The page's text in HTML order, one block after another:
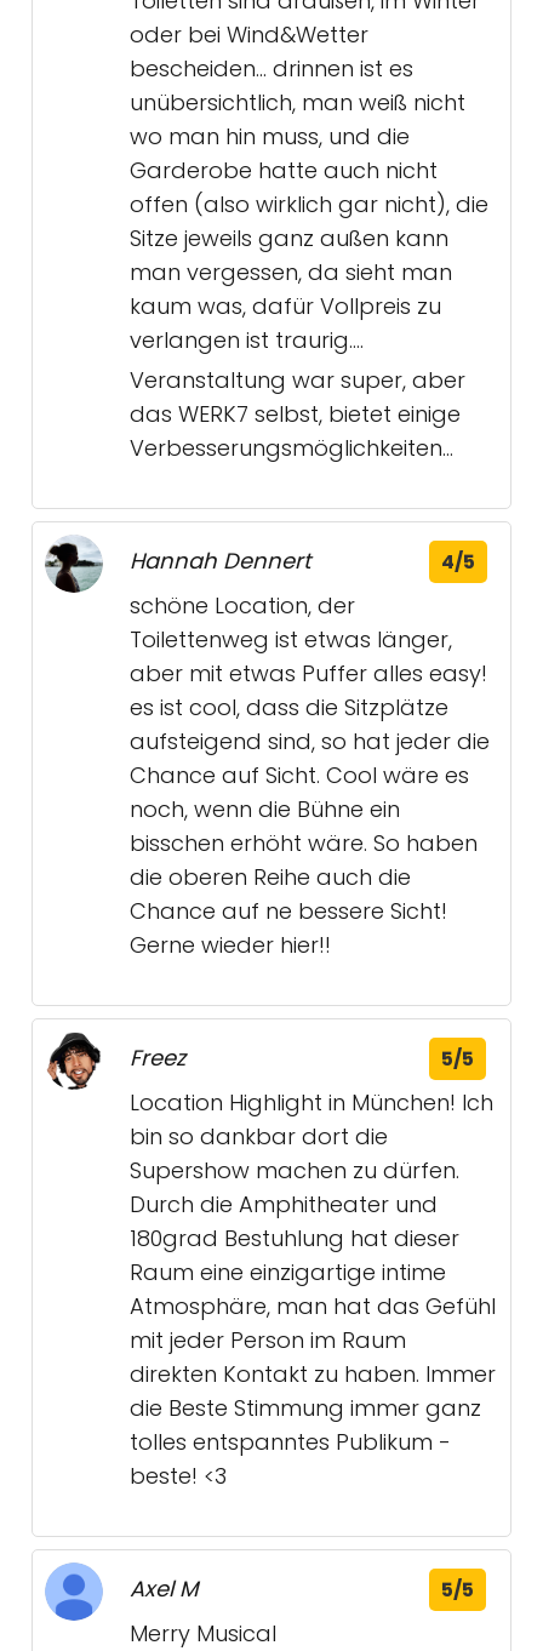
oder bei Wind&Wetter
bescheiden… drinnen ist es
unübersichtlich, man weiß nicht
wo man hin muss, und die
Garderobe hatte auch nicht
offen (also wirklich gar nicht), die
Sitze jeweils ganz außen kann
man vergessen, da sieht man
kaum was, dafür Vollpreis zu
verlangen ist traurig….
Veranstaltung war super, aber
das WERK7 selbst, bietet einige
Verbesserungsmöglichkeiten…
Hannah Dennert 4/5
schöne Location, der
Toilettenweg ist etwas länger,
aber mit etwas Puffer alles easy!
es ist cool, dass die Sitzplätze
aufsteigend sind, so hat jeder die
Chance auf Sicht. Cool wäre es
noch, wenn die Bühne ein
bisschen erhöht wäre. So haben
die oberen Reihe auch die
Chance auf ne bessere Sicht!
Gerne wieder hier!!
Freez 5/5
Location Highlight in München! Ich
bin so dankbar dort die
Supershow machen zu dürfen.
Durch die Amphitheater und
180grad Bestuhlung hat dieser
Raum eine einzigartige intime
Atmosphäre, man hat das Gefühl
mit jeder Person im Raum
direkten Kontakt zu haben. Immer
die Beste Stimmung immer ganz
tolles entspanntes Publikum -
beste! <3
Axel M 5/5
Merry Musical